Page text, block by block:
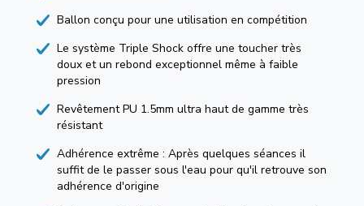
Ballon conçu pour une utilisation en compétition
Le système Triple Shock offre une toucher très
doux et un rebond exceptionnel même à faible
pression
Revêtement PU 1.5mm ultra haut de gamme très
résistant
Adhérence extrême : Après quelques séances il
suffit de le passer sous l'eau pour qu'il retrouve son
adhérence d'origine